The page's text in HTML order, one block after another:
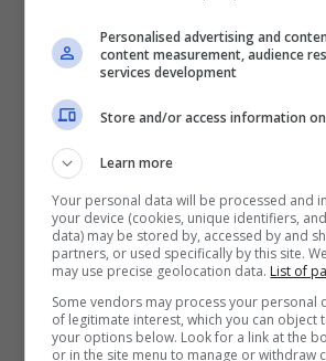
2050€
SNAI
Bonus Benvenuto Sport: fino
50% sul deposito fino a
Personalised advertising and
content measurement, audience
services development
Store and/or access information
Learn more
Your personal data will be processed and
your device (cookies, unique identifiers,
data) may be stored by, accessed by and
partners, or used specifically by this site.
may use precise geolocation data. List of
Some vendors may process your personal
of legitimate interest, which you can object
your options below. Look for a link at the
or in the site menu to manage or withdraw